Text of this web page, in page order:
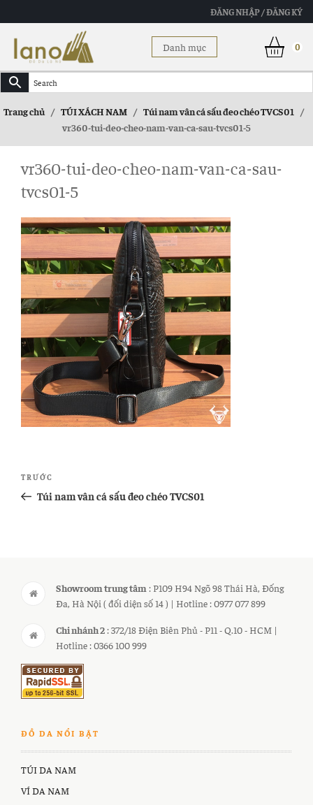
ĐĂNG NHẬP / ĐĂNG KÝ
Danh mục 0
Trang chủ / TÚI XÁCH NAM / Túi nam vân cá sấu đeo chéo TVCS01
/
vr360-tui-deo-cheo-nam-van-ca-sau-tvcs01-5
vr360-tui-deo-cheo-nam-van-ca-sau-
tvcs01-5
Điều
hướng
Bài
cũ
TRƯỚC
Túi nam vân cá sấu đeo chéo TVCS01
Showroom trung tâm : P109 H94 Ngõ 98 Thái Hà, Đống
Đa, Hà Nội ( đối diện số 14 ) | Hotline : 0977 077 899
Chi nhánh 2 : 372/18 Điện Biên Phủ - P11 - Q.10 - HCM |
Hotline : 0366 100 999
ĐỒ DA NỔI BẬT
TÚI DA NAM
VÍ DA NAM